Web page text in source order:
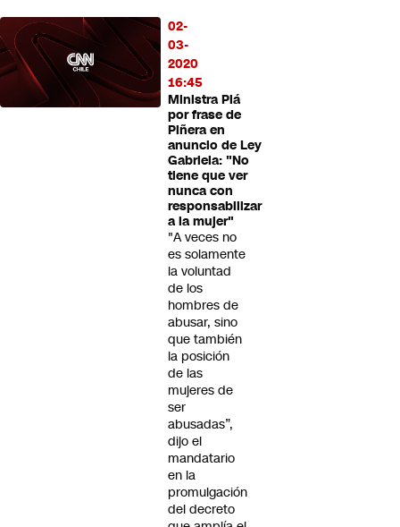
02-
03-
2020
16:45
Ministra Plá
por frase de
Piñera en
anuncio de Ley
Gabriela: "No
tiene que ver
nunca con
responsabilizar
a la mujer"
"A veces no
es solamente
la voluntad
de los
hombres de
abusar, sino
que también
la posición
de las
mujeres de
ser
abusadas”,
dijo el
mandatario
en la
promulgación
del decreto